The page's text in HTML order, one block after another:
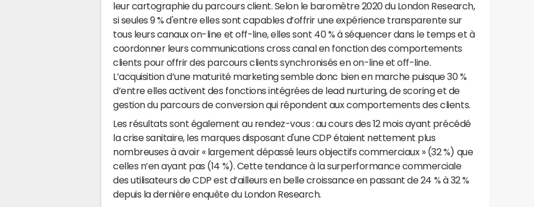
leur cartographie du parcours client. Selon le baromètre 2020 du London Research,
si seules 9 % d'entre elles sont capables d’offrir une expérience transparente sur
tous leurs canaux on-line et off-line, elles sont 40 % à séquencer dans le temps et à
coordonner leurs communications cross canal en fonction des comportements
clients pour offrir des parcours clients synchronisés en on-line et off-line.
L’acquisition d’une maturité marketing semble donc bien en marche puisque 30 %
d’entre elles activent des fonctions intégrées de lead nurturing, de scoring et de
gestion du parcours de conversion qui répondent aux comportements des clients.
Les résultats sont également au rendez-vous : au cours des 12 mois ayant précédé
la crise sanitaire, les marques disposant d'une CDP étaient nettement plus
nombreuses à avoir « largement dépassé leurs objectifs commerciaux » (32 %) que
celles n’en ayant pas (14 %). Cette tendance à la surperformance commerciale
des utilisateurs de CDP est d’ailleurs en belle croissance en passant de 24 % à 32 %
depuis la dernière enquête du London Research.